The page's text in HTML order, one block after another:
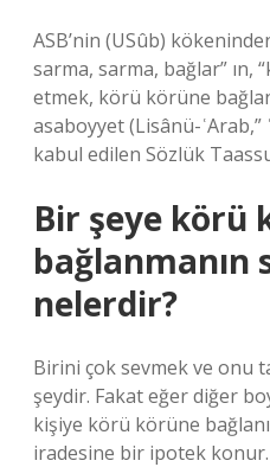
ASB’nin (USûb)
sarma, sarma, bağlar” ın,
etmek, körü körüne
asaboyyet (Lisânü-ʿArab,”
kabul edilen Sözlük
Bir şeye körü
bağlanmanın
nelerdir?
Birini çok sevmek ve onu
şeydir. Fakat eğer diğer
kişiye körü körüne
iradesine bir ipotek